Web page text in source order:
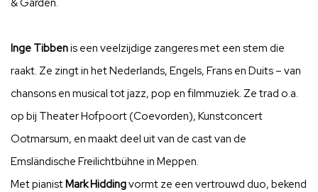
Inge Tibbenis een veelzijdige zangeres met een stem die
raakt. Ze zingt in het Nederlands, Engels, Frans en Duits – van
chansons en musical tot jazz, pop en filmmuziek. Ze trad o.a.
op bij Theater Hofpoort (Coevorden), Kunstconcert
Ootmarsum, en maakt deel uit van de cast van de
Emsländische Freilichtbühne in Meppen.
Met pianistMark Hiddingvormt ze een vertrouwd duo, bekend